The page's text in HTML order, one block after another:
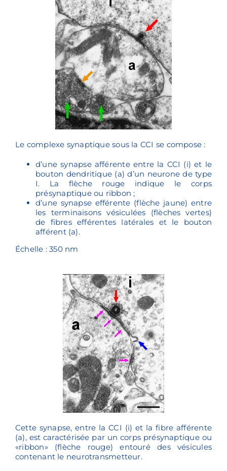
Le complexe synaptique sous la CCI se compose :
d’une synapse afférente entre la CCI (i) et le
bouton dendritique (a) d’un neurone de type
I. La flèche rouge indique le corps
présynaptique ou ribbon ;
d’une synapse efférente (flèche jaune) entre
les terminaisons vésiculées (flèches vertes)
de fibres efférentes latérales et le bouton
afférent (a).
Échelle : 350 nm
Cette synapse, entre la CCI (i) et la fibre afférente
(a), est caractérisée par un corps présynaptique ou
«ribbon» (flèche rouge) entouré des vésicules
contenant le neurotransmetteur.